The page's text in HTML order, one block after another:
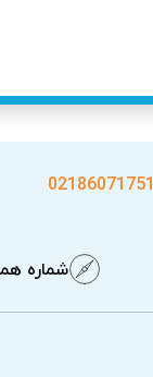
02186071751
شماره